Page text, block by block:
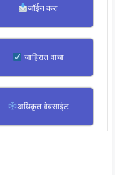
जॉईन करा
जाहिरात वाचा
अधिकृत वेबसाईट